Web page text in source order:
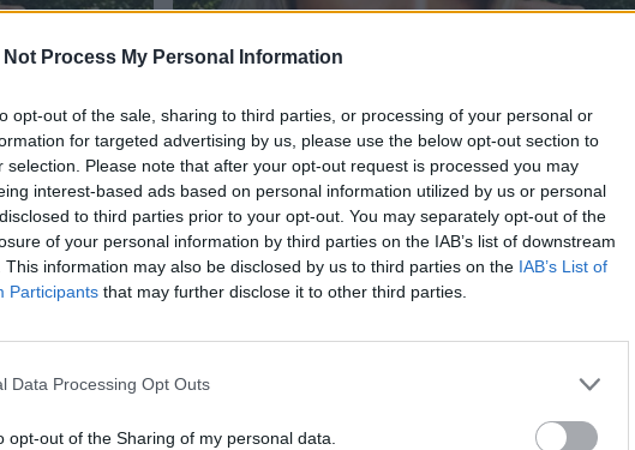
Not Process My Personal Information
opt-out of the sale, sharing to third parties, or processing of your personal or
for targeted advertising by us, please use the below opt-out section to
selection. Please note that after your opt-out request is processed you may
interest-based ads based on personal information utilized by us or personal
to third parties prior to your opt-out. You may separately opt-out of the
of your personal information by third parties on the IAB’s list of downstream
This information may also be disclosed by us to third parties on the IAB’s List of
Participants that may further disclose it to other third parties.
Data Processing Opt Outs
opt-out of the Sharing of my personal data.
–
Viihdeuutiset
11.12.2025, 14:00
Tältä Rosa-Maria Ryyti näytti Miss
Suomi -kilpailussa – arkistokuvat
julkaistiin